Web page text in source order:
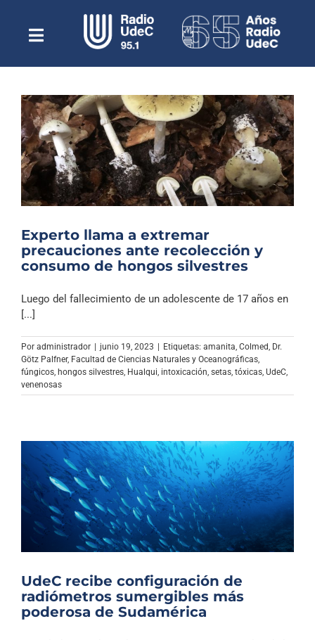
contenidoToggle
NavigationEscuchar Radio UdeC en vivo
Quiénes Somos
Programación
Podcast
Noticias
Reportajes
Columnas
Música Clásica
Especiales
Experto llama a extremar
precauciones ante recolección y
consumo de hongos silvestres
Luego del fallecimiento de un adolescente de 17 años en
[...]
Por administrador junio 19, 2023 Etiquetas: amanita, Colmed, Dr.
Götz Palfner, Facultad de Ciencias Naturales y Oceanográficas,
fúngicos, hongos silvestres, Hualqui, intoxicación, setas, tóxicas, UdeC,
venenosas
UdeC recibe configuración de
radiómetros sumergibles más
poderosa de Sudamérica